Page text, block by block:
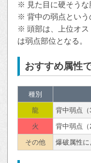
※ 見た目に硬そうな
※ 背中の弱点という
※ 頭部は、上位オス
は弱点部位となる。
おすすめ属性
種別
龍 背中弱点
火 背中弱点
その他 爆破属性